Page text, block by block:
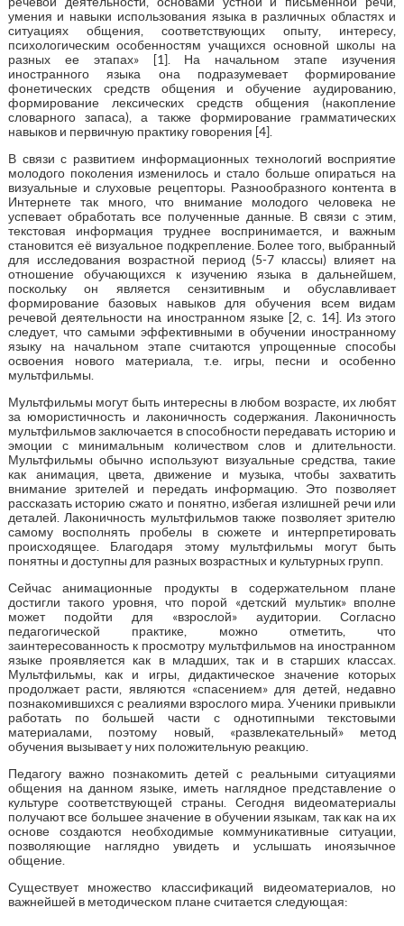
умения и навыки использования языка в различных областях и
ситуациях общения, соответствующих опыту, интересу,
психологическим особенностям учащихся основной школы на
разных ее этапах» [1]. На начальном этапе изучения
иностранного языка она подразумевает формирование
фонетических средств общения и обучение аудированию,
формирование лексических средств общения (накопление
словарного запаса), а также формирование грамматических
навыков и первичную практику говорения [4].
В связи с развитием информационных технологий восприятие
молодого поколения изменилось и стало больше опираться на
визуальные и слуховые рецепторы. Разнообразного контента в
Интернете так много, что внимание молодого человека не
успевает обработать все полученные данные. В связи с этим,
текстовая информация труднее воспринимается, и важным
становится её визуальное подкрепление. Более того, выбранный
для исследования возрастной период (5-7 классы) влияет на
отношение обучающихся к изучению языка в дальнейшем,
поскольку он является сензитивным и обуславливает
формирование базовых навыков для обучения всем видам
речевой деятельности на иностранном языке [2, с. 14]. Из этого
следует, что самыми эффективными в обучении иностранному
языку на начальном этапе считаются упрощенные способы
освоения нового материала, т.е. игры, песни и особенно
мультфильмы.
Мультфильмы могут быть интересны в любом возрасте, их любят
за юмористичность и лаконичность содержания. Лаконичность
мультфильмов заключается в способности передавать историю и
эмоции с минимальным количеством слов и длительности.
Мультфильмы обычно используют визуальные средства, такие
как анимация, цвета, движение и музыка, чтобы захватить
внимание зрителей и передать информацию. Это позволяет
рассказать историю сжато и понятно, избегая излишней речи или
деталей. Лаконичность мультфильмов также позволяет зрителю
самому восполнять пробелы в сюжете и интерпретировать
происходящее. Благодаря этому мультфильмы могут быть
понятны и доступны для разных возрастных и культурных групп.
Сейчас анимационные продукты в содержательном плане
достигли такого уровня, что порой «детский мультик» вполне
может подойти для «взрослой» аудитории. Согласно
педагогической практике, можно отметить, что
заинтересованность к просмотру мультфильмов на иностранном
языке проявляется как в младших, так и в старших классах.
Мультфильмы, как и игры, дидактическое значение которых
продолжает расти, являются «спасением» для детей, недавно
познакомившихся с реалиями взрослого мира. Ученики привыкли
работать по большей части с однотипными текстовыми
материалами, поэтому новый, «развлекательный» метод
обучения вызывает у них положительную реакцию.
Педагогу важно познакомить детей с реальными ситуациями
общения на данном языке, иметь наглядное представление о
культуре соответствующей страны. Сегодня видеоматериалы
получают все большее значение в обучении языкам, так как на их
основе создаются необходимые коммуникативные ситуации,
позволяющие наглядно увидеть и услышать иноязычное
общение.
Существует множество классификаций видеоматериалов, но
важнейшей в методическом плане считается следующая: